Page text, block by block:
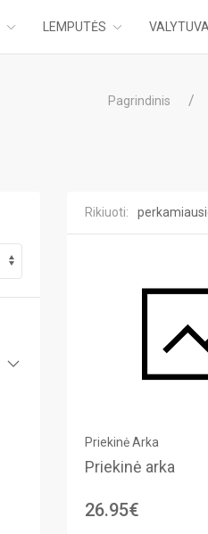
LEMPUTĖS
Pagrindinis
Rikiuoti:
Priekinė Arka
Priekinė arka
26.95€